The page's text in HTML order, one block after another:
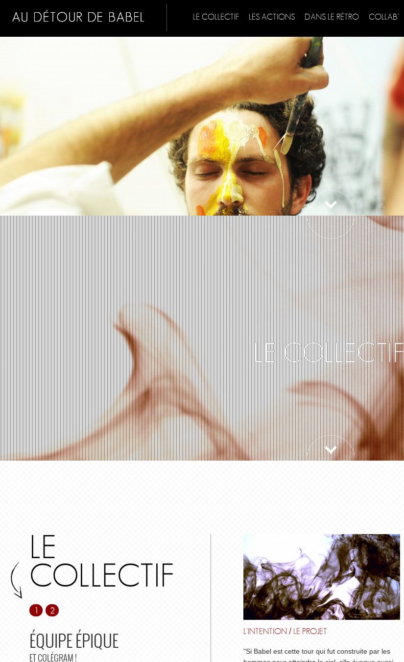
LE COLLECTIF LES ACTIONS DANS LE RÉTRO COLLAB’
LE COLLECTIF
LE
COLLECTIF
1 2
ÉQUIPE ÉPIQUE
ET COLÉGRAM !
L’INTENTION / LE PROJET
"Si Babel est cette tour qui fut construite par les